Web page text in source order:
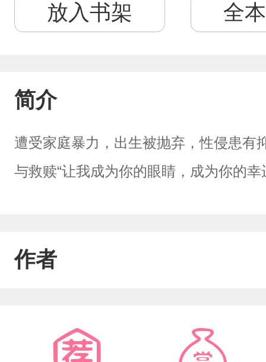
放入书架 全
简介
遭受家庭暴力，出生被抛弃，性侵患有
与救赎“让我成为你的眼睛，成为你的幸
作者